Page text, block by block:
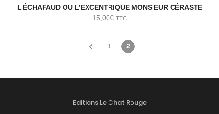
L’ÉCHAFAUD OU L’EXCENTRIQUE MONSIEUR CÉRASTE
15,00€ TTC
1 2
Editions Le Chat Rouge